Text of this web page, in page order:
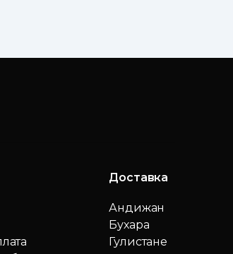
Доставка
Андижан
Бухара
Гулистане